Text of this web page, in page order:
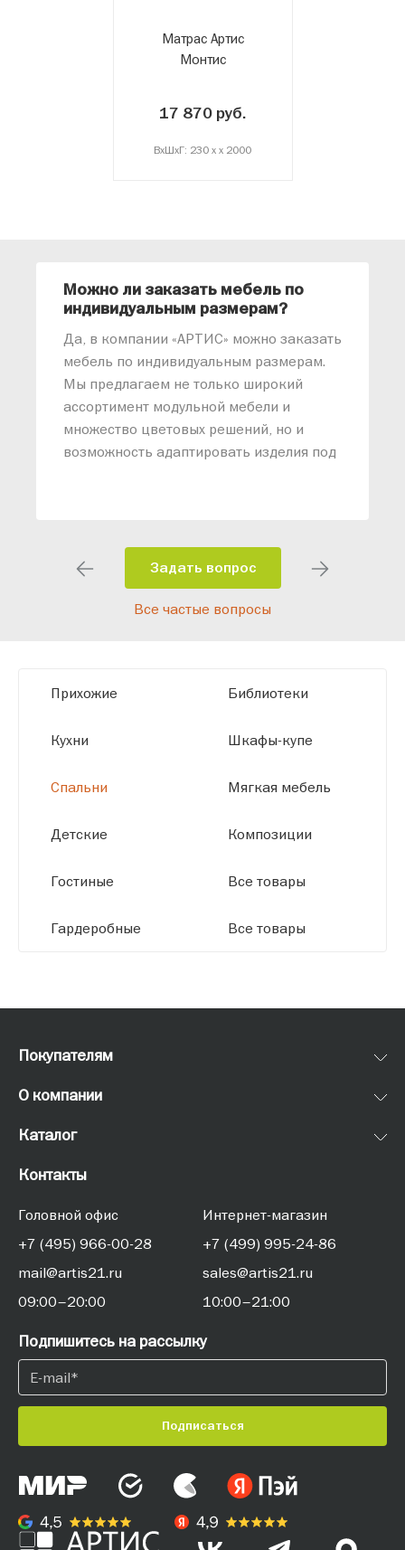
Матрас Артис
Монтис
17 870 руб.
ВxШxГ: 230 x x 2000
Можно ли заказать мебель по
индивидуальным размерам?
Да, в компании «АРТИС» можно заказать
мебель по индивидуальным размерам.
Мы предлагаем не только широкий
ассортимент модульной мебели и
множество цветовых решений, но и
возможность адаптировать изделия под
помещения и личные пожелания.
Благодаря современному
высокотехнологичному оборудованию
размерам.
Задать вопрос
Все частые вопросы
Прихожие
Кухни
Спальни
Детские
Гостиные
Гардеробные
Библиотеки
Шкафы-купе
Мягкая мебель
Композиции
Все товары
Все товары
Покупателям
О компании
Каталог
Контакты
Головной офис
+7 (495) 966-00-28
mail@artis21.ru
09:00–20:00
Интернет-магазин
+7 (499) 995-24-86
sales@artis21.ru
10:00–21:00
Подпишитесь на рассылку
Подписаться